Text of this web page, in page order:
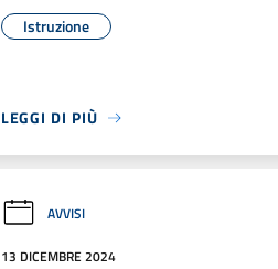
Istruzione
LEGGI DI PIÙ
AVVISI
13 DICEMBRE 2024